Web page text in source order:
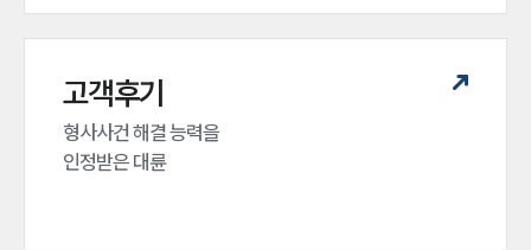
고객후기
형사사건 해결 능력을
인정받은 대륜